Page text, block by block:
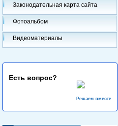
Законодательная карта сайта
Фотоальбом
Видеоматериалы
Есть вопрос?
Решаем вместе